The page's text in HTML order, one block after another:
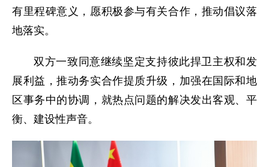
有里程碑意义，愿积极参与有关合作，推动倡议落
地落实。
双方一致同意继续坚定支持彼此捍卫主权和发
展利益，推动务实合作提质升级，加强在国际和地
区事务中的协调，就热点问题的解决发出客观、平
衡、建设性声音。